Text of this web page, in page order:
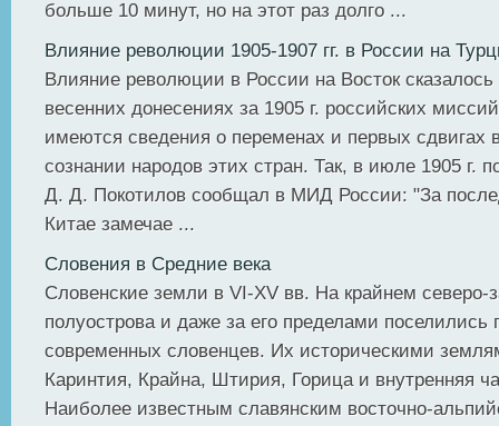
больше 10 минут, но на этот раз долго ...
Влияние революции 1905-1907 гг. в России на
Влияние революции в России на Восток
весенних донесениях за 1905 г. российских
имеются сведения о переменах и первых сдвигах
сознании народов этих стран. Так, в июле 1905 г.
Д. Д. Покотилов сообщал в МИД России: "За
Китае замечае ...
Словения в Средние века
Словенские земли в VI-ХV вв. На крайнем северо-
полуострова и даже за его пределами поселились
современных словенцев. Их историческими
Каринтия, Крайна, Штирия, Горица и внутренняя
Наиболее известным славянским восточно-